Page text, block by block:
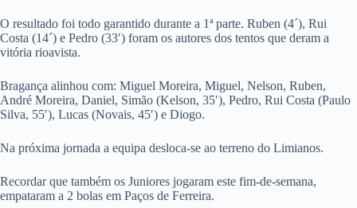
O resultado foi todo garantido durante a 1ª parte. Ruben (4´), Rui
Costa (14´) e Pedro (33′) foram os autores dos tentos que deram a
vitória rioavista.
Bragança alinhou com: Miguel Moreira, Miguel, Nelson, Ruben,
André Moreira, Daniel, Simão (Kelson, 35′), Pedro, Rui Costa (Paulo
Silva, 55′), Lucas (Novais, 45′) e Diogo.
Na próxima jornada a equipa desloca-se ao terreno do Limianos.
Recordar que também os Juniores jogaram este fim-de-semana,
empataram a 2 bolas em Paços de Ferreira.